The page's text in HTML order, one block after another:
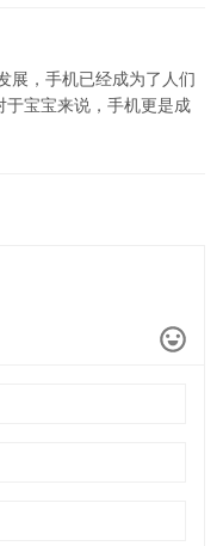
展，手机已经成为了人们
于宝宝来说，手机更是成